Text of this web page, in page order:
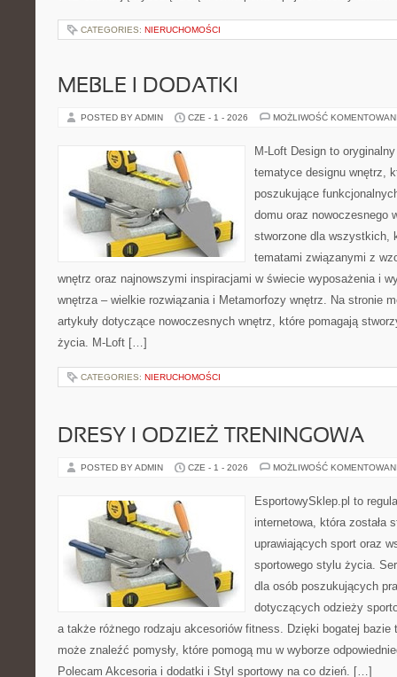
CATEGORIES: NIERUCHOMOŚCI
MEBLE I DODATKI
POSTED BY ADMIN CZE - 1 - 2026 MOŻLIWOŚĆ
M-Loft Design to
tematyce designu wnętrz,
poszukujące
domu oraz nowoczesnego
stworzone dla wszystkich,
tematami związanymi z
wnętrz oraz najnowszymi inspiracjami w świecie wyposażenia i
wnętrza – wielkie rozwiązania i Metamorfozy wnętrz. Na stronie
artykuły dotyczące nowoczesnych wnętrz, które pomagają
życia. M-Loft […]
CATEGORIES: NIERUCHOMOŚCI
DRESY I ODZIEŻ TRENINGOWA
POSTED BY ADMIN CZE - 1 - 2026 MOŻLIWOŚĆ
EsportowySklep.pl to
internetowa, która została
uprawiających sport oraz
sportowego stylu życia.
dla osób poszukujących
dotyczących odzieży
a także różnego rodzaju akcesoriów fitness. Dzięki bogatej
może znaleźć pomysły, które pomogą mu w wyborze
Polecam Akcesoria i dodatki i Styl sportowy na co dzień. […]